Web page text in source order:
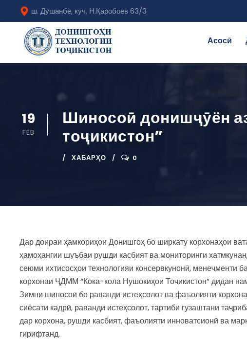
ш. Душанбе, кӯч. Н.Қаробоев 63/3
Асосӣ
19
FEB
Шиносоӣ донишҷӯён
тоҷикистон”
ХАБАРҲО 0
Дар доираи ҳамкориҳои Донишгоҳ бо ширкату корхонаҳои
ҳамоҳангии шуъбаи рушди касбият ва мониторинги
сеюми ихтисосҳои технологияи консервкунонӣ, менеҷменти
корхонаи ҶДММ “Кока-кола Нушокиҳои Тоҷикистон” дидан
Зимни шиносоӣ бо раванди истеҳсолот ва фаъолияти
сиёсати кадрӣ, раванди истеҳсолот, тартиби гузаштани
дар корхона, рушди касбият, фаъолияти инноватсионӣ ва
гирифтанд.